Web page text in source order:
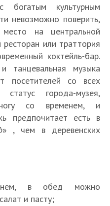
культурным
невозможно поверить,
на центральной
или траттория
коктейль-бар.
танцевальная музыка
посетителей со всех
города-музея,
со временем, и
предпочитает есть в
» , чем в деревенских
в обед можно
и пасту;